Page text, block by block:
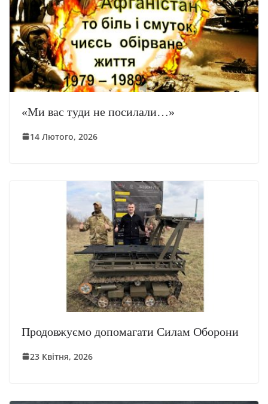
«Ми вас туди не посилали…»
14 Лютого, 2026
Продовжуємо допомагати Силам Оборони
23 Квітня, 2026